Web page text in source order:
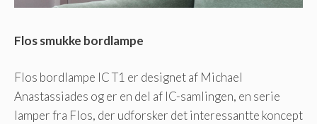
Flos smukke bordlampe
Flos bordlampe IC T1 er designet af Michael
Anastassiades og er en del af IC-samlingen, en serie
lamper fra Flos, der udforsker det interessantte koncept